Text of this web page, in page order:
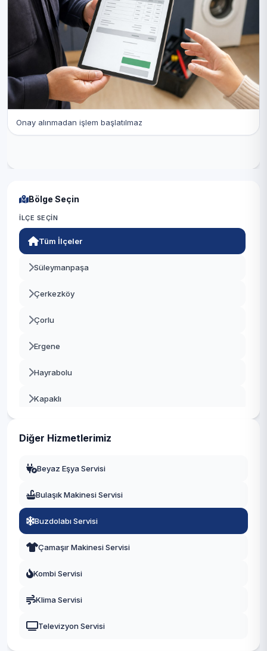
Onay alınmadan işlem başlatılmaz
Bölge Seçin
İLÇE SEÇIN
Tüm İlçeler
Süleymanpaşa
Çerkezköy
Çorlu
Ergene
Hayrabolu
Kapaklı
Diğer Hizmetlerimiz
Beyaz Eşya Servisi
Bulaşık Makinesi Servisi
Buzdolabı Servisi
Çamaşır Makinesi Servisi
Kombi Servisi
Klima Servisi
Televizyon Servisi